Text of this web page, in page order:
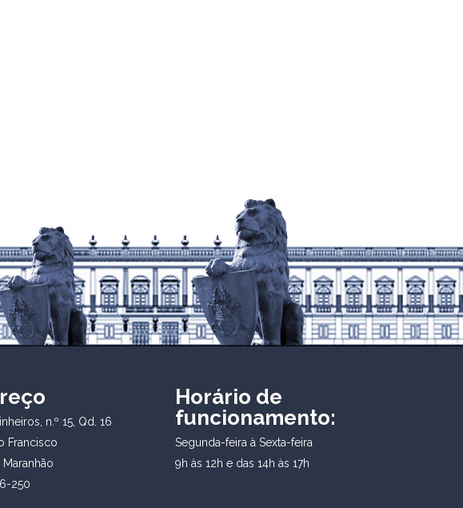
n.º 15, Qd. 16
Francisco
250
Horário de
funcionamento:
Segunda-feira à Sexta-feira
9h às 12h e das 14h às 17h